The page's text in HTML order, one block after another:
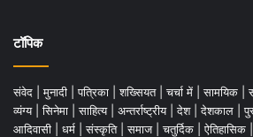
टॉपिक
संवेद मुनादी पत्रिका शख्सियत चर्चा में सामयिक
व्यंग्य
सिनेमा साहित्य अन्तर्राष्ट्रीय देश देशकाल
आदिवासी
धर्म संस्कृति समाज चतुर्दिक ऐतिहासिक